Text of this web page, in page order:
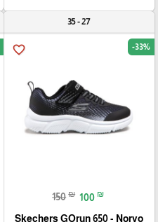
27 - 35
favorite_border -33%
150 ₪ 100 ₪
Skechers GOrun 650 - Norvo